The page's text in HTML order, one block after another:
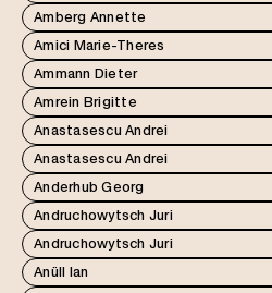
Amberg Annette
Amici Marie-Theres
Ammann Dieter
Amrein Brigitte
Anastasescu Andrei
Anastasescu Andrei
Anderhub Georg
Andruchowytsch Juri
Andruchowytsch Juri
Anüll Ian